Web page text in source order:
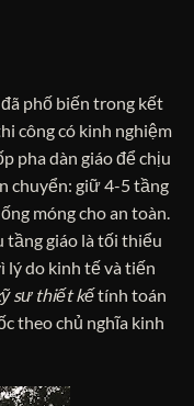
phố biến trong kết
công có kinh nghiệm
pha dàn giáo để chịu
chuyển: giữ 4-5 tầng
móng cho an toàn.
tầng giáo là tối thiểu
lý do kinh tế và tiến
sư thiết kếtính toán
theo chủ nghĩa kinh